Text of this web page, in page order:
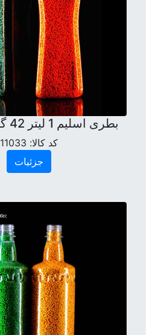
بطری اسلیم 1 لیتر 42 گرم دهانه 28
کد کالا: 11033
جزئیات